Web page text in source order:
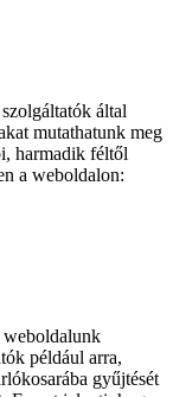
által
mutathatunk meg
harmadik féltől
a weboldalon:
weboldalunk
például arra,
gyűjtését